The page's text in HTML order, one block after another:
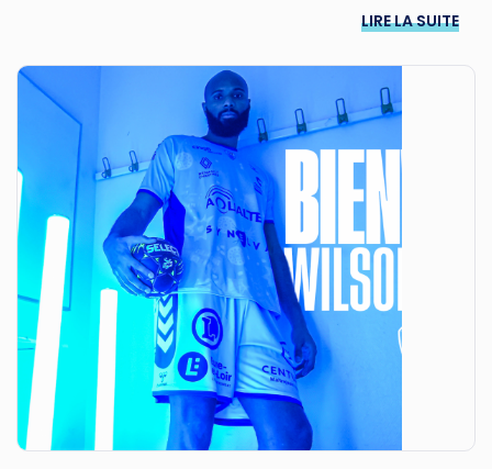
LIRE LA SUITE